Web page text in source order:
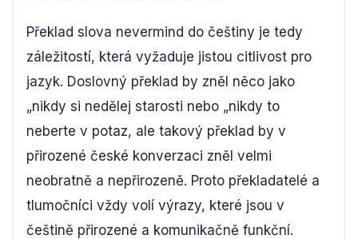
Překlad slova nevermind do češtiny je tedy
záležitostí, která vyžaduje jistou citlivost pro
jazyk. Doslovný překlad by zněl něco jako
„nikdy si nedělej starosti nebo „nikdy to
neberte v potaz, ale takový překlad by v
přirozené české konverzaci zněl velmi
neobratně a nepřirozeně. Proto překladatelé a
tlumočníci vždy volí výrazy, které jsou v
češtině přirozené a komunikačně funkční.